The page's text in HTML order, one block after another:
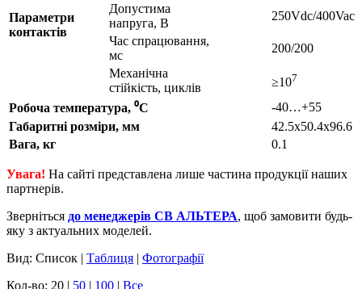
Параметри
контактів
Допустима
напруга, В
250Vdc/400Vac
Час спрацювання,
мс
200/200
Механічна
стійкість, циклів
≥107
Робоча температура, ⁰С
-40…+55
Габаритні розміри, мм
42.5x50.4x96.6
Вага, кг
0.1
Увага! На сайті представлена лише частина продукції наших
партнерів.
Зверніться до менеджерів СВ АЛЬТЕРА, щоб замовити будь-
яку з актуальних моделей.
Вид: Список | Таблиця | Фотографії
Кол-во: 20 | 50 | 100 | Все